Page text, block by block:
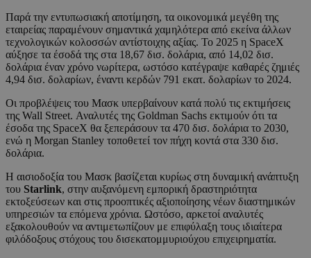
Παρά την εντυπωσιακή αποτίμηση, τα οικονομικά μεγέθη της
εταιρείας παραμένουν σημαντικά χαμηλότερα από εκείνα άλλων
τεχνολογικών κολοσσών αντίστοιχης αξίας. Το 2025 η SpaceX
αύξησε τα έσοδά της στα 18,67 δισ. δολάρια, από 14,02 δισ.
δολάρια έναν χρόνο νωρίτερα, ωστόσο κατέγραψε καθαρές ζημιές
4,94 δισ. δολαρίων, έναντι κερδών 791 εκατ. δολαρίων το 2024.
Οι προβλέψεις του Μασκ υπερβαίνουν κατά πολύ τις εκτιμήσεις
της Wall Street. Αναλυτές της Goldman Sachs εκτιμούν ότι τα
έσοδα της SpaceX θα ξεπεράσουν τα 470 δισ. δολάρια το 2030,
ενώ η Morgan Stanley τοποθετεί τον πήχη κοντά στα 330 δισ.
δολάρια.
Η αισιοδοξία του Μασκ βασίζεται κυρίως στη δυναμική ανάπτυξη
του Starlink, στην αυξανόμενη εμπορική δραστηριότητα
εκτοξεύσεων και στις προοπτικές αξιοποίησης νέων διαστημικών
υπηρεσιών τα επόμενα χρόνια. Ωστόσο, αρκετοί αναλυτές
εξακολουθούν να αντιμετωπίζουν με επιφύλαξη τους ιδιαίτερα
φιλόδοξους στόχους του δισεκατομμυριούχου επιχειρηματία.